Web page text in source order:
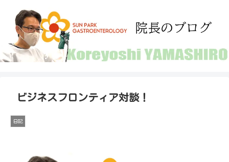
ビジネスフロンティア対談！
日記